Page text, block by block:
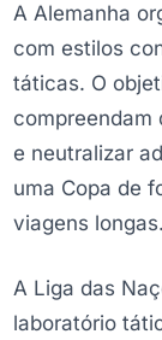
A Alemanha
com estilos
táticas. O
compreendam
e neutralizar
uma Copa de
viagens longas.
A Liga das
laboratório